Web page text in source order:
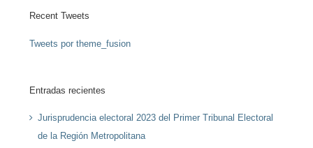
Recent Tweets
Tweets por theme_fusion
Entradas recientes
Jurisprudencia electoral 2023 del Primer Tribunal Electoral
de la Región Metropolitana